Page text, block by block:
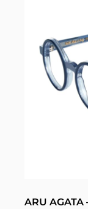
ARU AGATA